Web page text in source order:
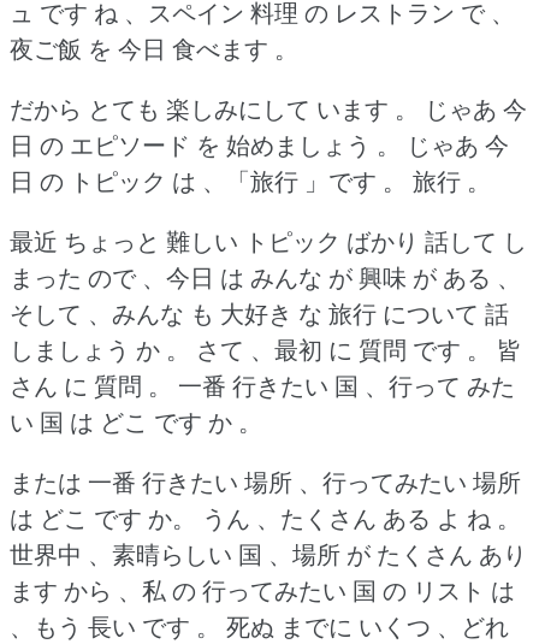
ュ です ね 、スペイン 料理 の レストラン で 、
夜ご飯 を 今日 食べます 。
だから とても 楽しみにして います 。
じゃあ 今
日 の エピソード を 始めましょう 。
じゃあ 今
日 の トピック は 、「旅行 」です 。
旅行 。
最近 ちょっと 難しい トピック ばかり 話して し
まった ので 、今日 は みんな が 興味 が ある 、
そして 、みんな も 大好き な 旅行 について 話
しましょう か 。
さて 、最初 に 質問 です 。
皆
さん に 質問 。
一番 行きたい 国 、行って みた
い 国 は どこ です か 。
または 一番 行きたい 場所 、行ってみたい 場所
は どこ です か。
うん 、たくさん ある よ ね 。
世界中 、素晴らしい 国 、場所 が たくさん あり
ます から 、私 の 行ってみたい 国 の リスト は
、もう 長い です 。
死ぬ までに いくつ 、どれ